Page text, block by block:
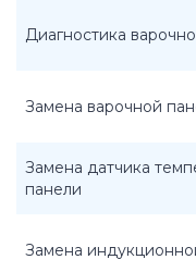
Диагностика
Замена варочной
Замена датчика
панели
Замена